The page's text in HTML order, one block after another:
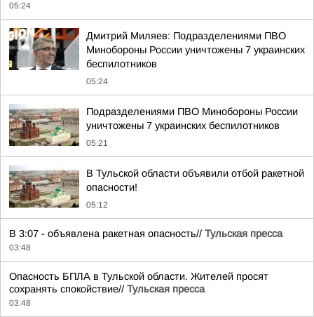
05:24
Дмитрий Миляев: Подразделениями ПВО
Минобороны России уничтожены 7 украинских
беспилотников
05:24
Подразделениями ПВО Минобороны России
уничтожены 7 украинских беспилотников
05:21
В Тульской области объявили отбой ракетной
опасности!
05:12
В 3:07 - объявлена ракетная опасность// Тульская пресса
03:48
Опасность БПЛА в Тульской области. Жителей просят
сохранять спокойствие// Тульская пресса
03:48